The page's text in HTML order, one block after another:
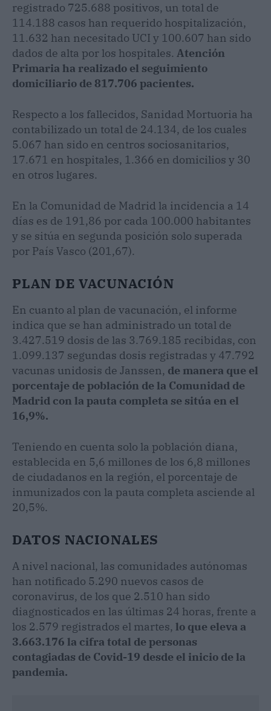
registrado 725.688 positivos, un total de
114.188 casos han requerido hospitalización,
11.632 han necesitado UCI y 100.607 han sido
dados de alta por los hospitales. Atención
Primaria ha realizado el seguimiento
domiciliario de 817.706 pacientes.
Respecto a los fallecidos, Sanidad Mortuoria ha
contabilizado un total de 24.134, de los cuales
5.067 han sido en centros sociosanitarios,
17.671 en hospitales, 1.366 en domicilios y 30
en otros lugares.
En la Comunidad de Madrid la incidencia a 14
días es de 191,86 por cada 100.000 habitantes
y se sitúa en segunda posición solo superada
por País Vasco (201,67).
PLAN DE VACUNACIÓN
En cuanto al plan de vacunación, el informe
indica que se han administrado un total de
3.427.519 dosis de las 3.769.185 recibidas, con
1.099.137 segundas dosis registradas y 47.792
vacunas unidosis de Janssen, de manera que el
porcentaje de población de la Comunidad de
Madrid con la pauta completa se sitúa en el
16,9%.
Teniendo en cuenta solo la población diana,
establecida en 5,6 millones de los 6,8 millones
de ciudadanos en la región, el porcentaje de
inmunizados con la pauta completa asciende al
20,5%.
DATOS NACIONALES
A nivel nacional, las comunidades autónomas
han notificado 5.290 nuevos casos de
coronavirus, de los que 2.510 han sido
diagnosticados en las últimas 24 horas, frente a
los 2.579 registrados el martes, lo que eleva a
3.663.176 la cifra total de personas
contagiadas de Covid-19 desde el inicio de la
pandemia.